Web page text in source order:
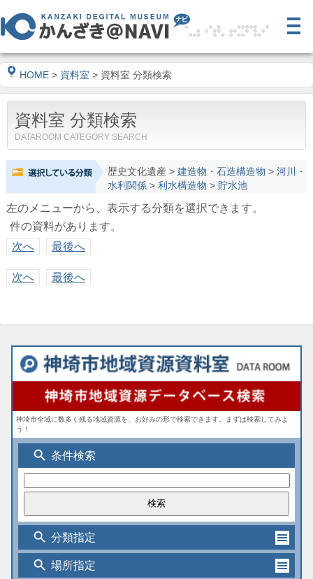
HOME > 資料室 > 資料室 分類検索
資料室 分類検索
DATAROOM CATEGORY SEARCH
歴史文化遺産> 建造物・石造構造物 > 河川・
水利関係> 利水構造物 > 貯水池
左のメニューから、表示する分類を選択できます。
件の資料があります。
次へ
最後へ
次へ 最後へ
神埼市全域に数多く残る地域資源を、お好みの形で検索できます。まずは検索してみよ
う！
search 条件検索
search 分類指定
search 場所指定